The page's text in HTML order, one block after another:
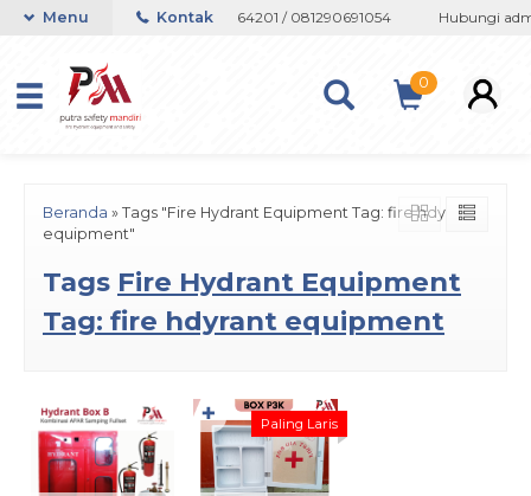
082133767508 / 081237364201 / 081290691054 Hubungi
Menu Kontak
0
Beranda » Tags "Fire Hydrant Equipment Tag: fire hdyrant
equipment"
Tags Fire Hydrant Equipment
Tag: fire hdyrant equipment
Paling Laris
✚